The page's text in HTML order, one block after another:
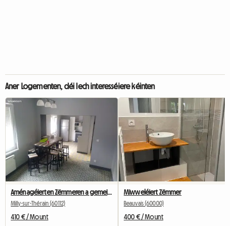
Aner Logementen, déi Iech interesséiere kéinten
Aménagéierten Zëmmeren a gemeinsame Wunnengen
Milly-sur-Thérain (60112)
410 € / Mount
Miwweléiert Zëmmer
Beauvais (60000)
400 € / Mount